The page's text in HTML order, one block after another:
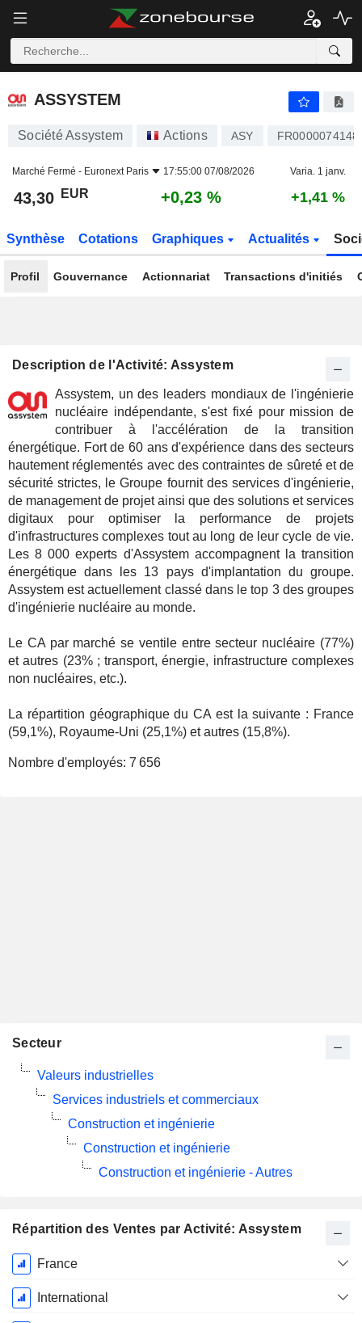
ASSYSTEM
ASSYSTEM
Société Assystem Actions ASY FR0000074148
Marché Fermé - Euronext Paris 17:55:00 07/08/2026 Varia. 1 janv.
43,30 EUR +0,23 % +1,41 %
Synthèse Cotations Graphiques Actualités
Profil Gouvernance Actionnariat Transactions d'initiés
Description de l'Activité: Assystem
Assystem, un des leaders mondiaux de l'ingénierie
nucléaire indépendante, s'est fixé pour mission de
contribuer à l'accélération de la transition
énergétique. Fort de 60 ans d'expérience dans des secteurs
hautement réglementés avec des contraintes de sûreté et de
sécurité strictes, le Groupe fournit des services d'ingénierie,
de management de projet ainsi que des solutions et services
digitaux pour optimiser la performance de projets
d'infrastructures complexes tout au long de leur cycle de vie.
Les 8 000 experts d'Assystem accompagnent la transition
énergétique dans les 13 pays d'implantation du groupe.
Assystem est actuellement classé dans le top 3 des groupes
d'ingénierie nucléaire au monde.
Le CA par marché se ventile entre secteur nucléaire (77%)
et autres (23% ; transport, énergie, infrastructure complexes
non nucléaires, etc.).
La répartition géographique du CA est la suivante : France
(59,1%), Royaume-Uni (25,1%) et autres (15,8%).
Nombre d'employés: 7 656
Répartition des Ventes par Activité: Assystem
Période
Fiscale:
Décembre
France
International
Secteur
Valeurs industrielles
Services industriels et commerciaux
Construction et ingénierie
Construction et ingénierie
Construction et ingénierie - Autres